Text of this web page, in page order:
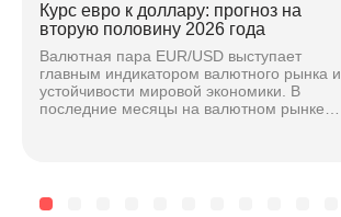
Курс евро к доллару: прогноз на
вторую половину 2026 года
Валютная пара EUR/USD выступает
главным индикатором валютного рынка и
устойчивости мировой экономики. В
последние месяцы на валютном рынке